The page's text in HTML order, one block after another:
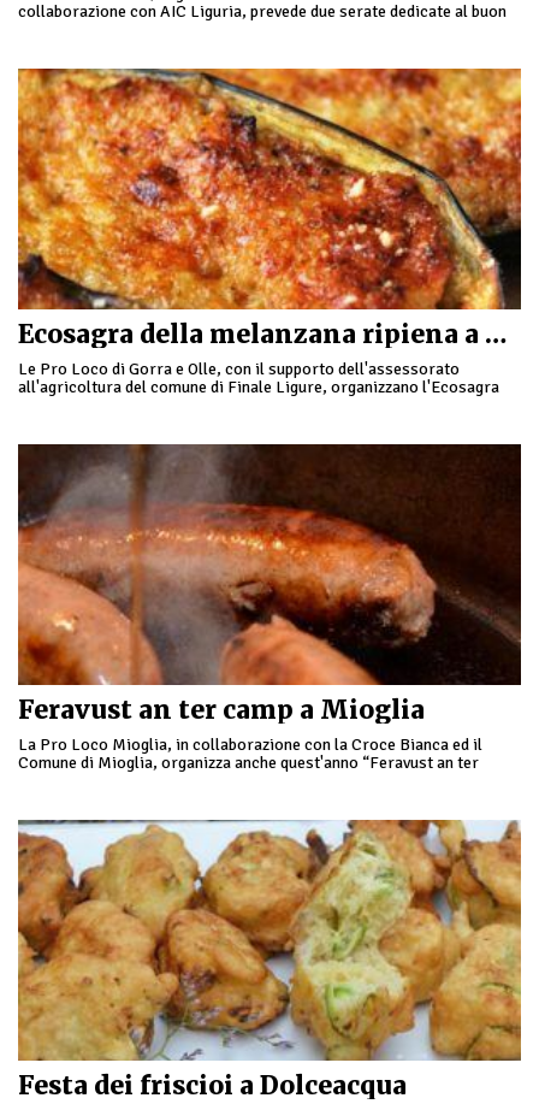
collaborazione con AIC Liguria, prevede due serate dedicate al buon
Ecosagra della melanzana ripiena a Gorra
Le Pro Loco di Gorra e Olle, con il supporto dell'assessorato
all'agricoltura del comune di Finale Ligure, organizzano l'Ecosagra
Feravust an ter camp a Mioglia
La Pro Loco Mioglia, in collaborazione con la Croce Bianca ed il
Comune di Mioglia, organizza anche quest'anno “Feravust an ter
Festa dei friscioi a Dolceacqua